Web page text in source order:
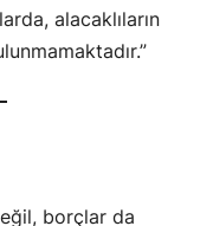
alacaklıların
borçlar da